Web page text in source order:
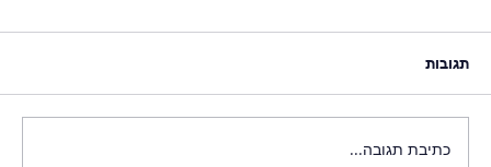
תגובות
כתיבת תגובה...